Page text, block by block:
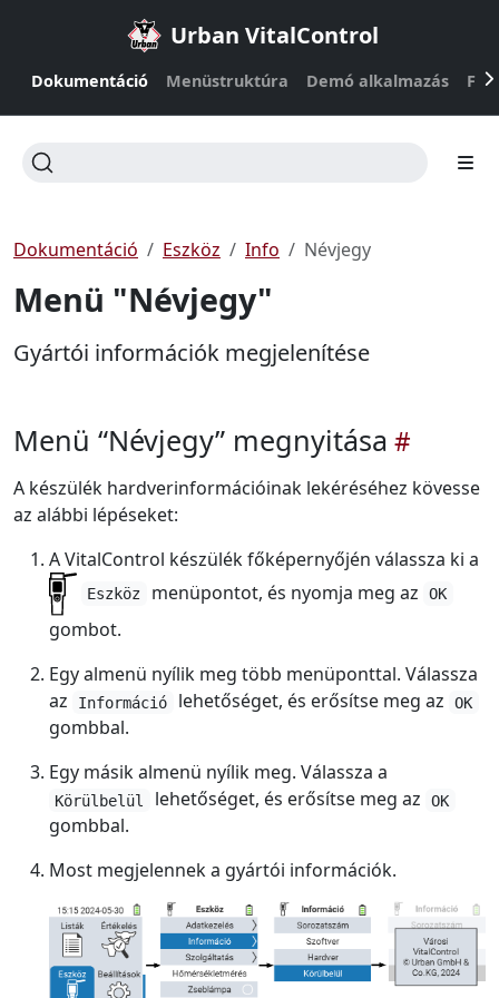
Urban VitalControl
Dokumentáció Menüstruktúra Demó alkalmazás
Dokumentáció Eszköz Info Névjegy
Menü "Névjegy"
Gyártói információk megjelenítése
Menü “Névjegy” megnyitása
A készülék hardverinformációinak lekéréséhez kövesse
az alábbi lépéseket:
A VitalControl készülék főképernyőjén válassza ki a
Eszköz menüpontot, és nyomja meg az OK
gombot.
Egy almenü nyílik meg több menüponttal. Válassza
az
Információ lehetőséget, és erősítse meg az OK
gombbal.
Egy másik almenü nyílik meg. Válassza a
Körülbelül lehetőséget, és erősítse meg az OK
gombbal.
Most megjelennek a gyártói információk.